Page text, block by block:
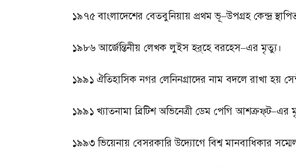
১৯৭৫বাংলাদেশের বেতবুনিয়ায় প্রথম ভূ–উপগ্রহ কেন্দ্র
১৯৮৬ আর্জেন্তিনীয় লেখক লুইস হর্‌হে বরহেস–এর মৃত্যু।
১৯৯১ ঐতিহাসিক নগর লেনিনগ্রাদের নাম বদলে রাখা হয় সেন্ট
১৯৯১ খ্যাতনামা ব্রিটিশ অভিনেত্রী ডেম পেগি আশক্রফ্‌ট–এর
১৯৯৩ ভিয়েনায় বেসরকারি উদ্যোগে বিশ্ব মানবাধিকার